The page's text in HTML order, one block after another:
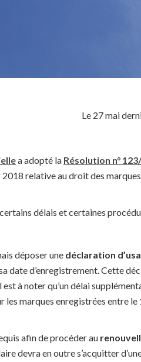
Le 27 mai
a adopté la Résolution n°
relative au droit des marques,
délais et certaines
déposer une déclaration
date d’enregistrement. Cette
à noter qu’un délai
les marques enregistrées entre
afin de procéder au
devra en outre s’acquitter